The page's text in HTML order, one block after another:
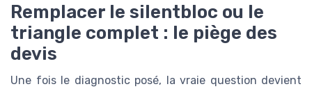
Remplacer le silentbloc ou le
triangle complet : le piège des
devis
Une fois le diagnostic posé, la vraie question devient